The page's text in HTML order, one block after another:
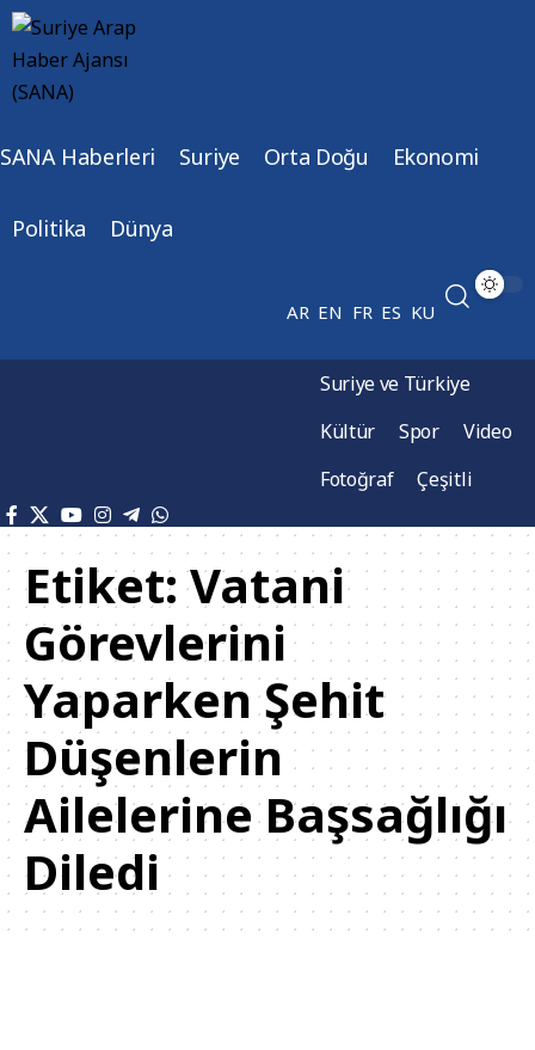
SANA Haberleri Suriye Orta Doğu Ekonomi
Politika Dünya
AR EN FR ES KU
Suriye ve Türkiye
Kültür
Spor
Video
Fotoğraf
Çeşitli
Etiket:Vatani
Görevlerini
Yaparken Şehit
Düşenlerin
Ailelerine Başsağlığı
Diledi